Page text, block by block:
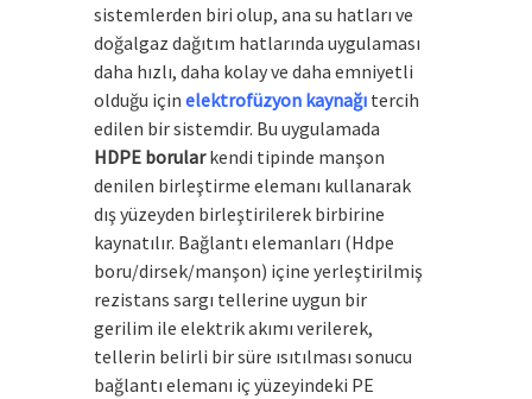
Uygulama
–
Tamirat
için
sistemlerden biri olup, ana su hatları ve
doğalgaz dağıtım hatlarında uygulaması
daha hızlı, daha kolay ve daha emniyetli
olduğu için elektrofüzyon kaynağı tercih
edilen bir sistemdir. Bu uygulamada
HDPE borularkendi tipinde manşon
denilen birleştirme elemanı kullanarak
dış yüzeyden birleştirilerek birbirine
kaynatılır. Bağlantı elemanları (Hdpe
boru/dirsek/manşon) içine yerleştirilmiş
rezistans sargı tellerine uygun bir
gerilim ile elektrik akımı verilerek,
tellerin belirli bir süre ısıtılması sonucu
bağlantı elemanı iç yüzeyindeki PE